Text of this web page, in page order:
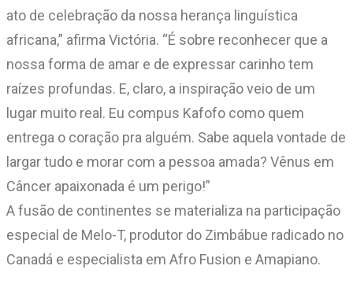
ato de celebração da nossa herança linguística
africana,” afirma Victória. “É sobre reconhecer que a
nossa forma de amar e de expressar carinho tem
raízes profundas. E, claro, a inspiração veio de um
lugar muito real. Eu compus Kafofo como quem
entrega o coração pra alguém. Sabe aquela vontade de
largar tudo e morar com a pessoa amada? Vênus em
Câncer apaixonada é um perigo!”
A fusão de continentes se materializa na participação
especial de Melo-T, produtor do Zimbábue radicado no
Canadá e especialista em Afro Fusion e Amapiano.